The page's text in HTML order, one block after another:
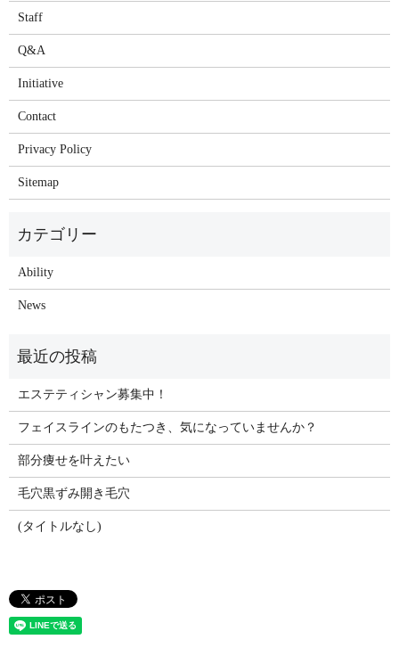
Staff
Q&A
Initiative
Contact
Privacy Policy
Sitemap
Ability
News
エステティシャン募集中！
フェイスラインのもたつき、気になっていませんか？
部分痩せを叶えたい
毛穴黒ずみ開き毛穴
(タイトルなし)